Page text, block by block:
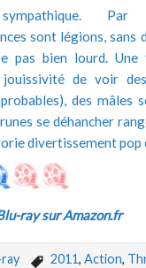
sont légions, sans
pas bien lourd. Une
de voir
des mâles
se déhancher
divertissement pop
ray sur Amazon.fr
2011, Action,